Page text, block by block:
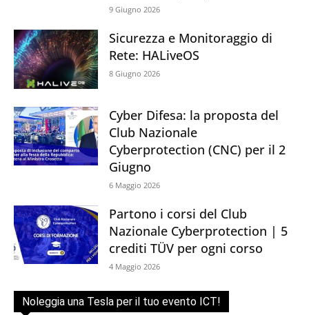
9 Giugno 2026
Sicurezza e Monitoraggio di
Rete: HALiveOS
8 Giugno 2026
Cyber Difesa: la proposta del
Club Nazionale
Cyberprotection (CNC) per il 2
Giugno
6 Maggio 2026
Partono i corsi del Club
Nazionale Cyberprotection | 5
crediti TÜV per ogni corso
4 Maggio 2026
Noleggia una Tesla per il tuo evento ICT!